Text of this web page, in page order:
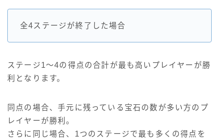
全4ステージが終了した場合
ステージ1～4の得点の合計が最も高いプレイヤーが勝
利となります。
同点の場合、手元に残っている宝石の数が多い方のプ
レイヤーが勝利。
さらに同じ場合、1つのステージで最も多くの得点を